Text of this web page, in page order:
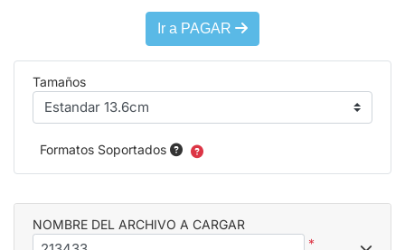
Ir a PAGAR
Tamaños
Formatos Soportados
NOMBRE DEL ARCHIVO A CARGAR
*